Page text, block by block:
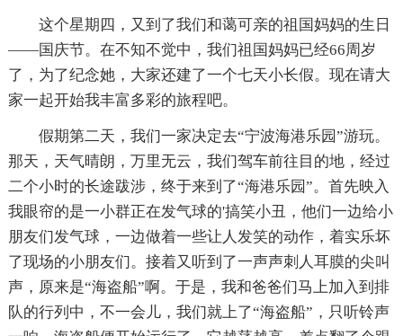
这个星期四，又到了我们和蔼可亲的祖国妈妈的生日
——国庆节。在不知不觉中，我们祖国妈妈已经66周岁
了，为了纪念她，大家还建了一个七天小长假。现在请大
家一起开始我丰富多彩的旅程吧。
假期第二天，我们一家决定去“宁波海港乐园”游玩。
那天，天气晴朗，万里无云，我们驾车前往目的地，经过
二个小时的长途跋涉，终于来到了“海港乐园”。首先映入
我眼帘的是一小群正在发气球的'搞笑小丑，他们一边给小
朋友们发气球，一边做着一些让人发笑的动作，着实乐坏
了现场的小朋友们。接着又听到了一声声刺人耳膜的尖叫
声，原来是“海盗船”啊。于是，我和爸爸们马上加入到排
队的行列中，不一会儿，我们就上了“海盗船”，只听铃声